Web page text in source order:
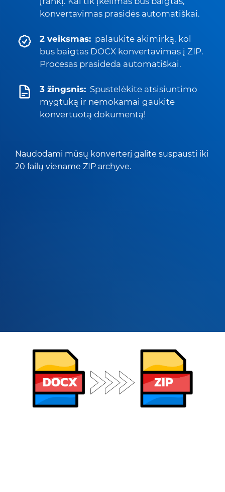
konvertavimas prasidės automatiškai.
2 veiksmas: palaukite akimirką, kol
bus baigtas DOCX konvertavimas į ZIP.
Procesas prasideda automatiškai.
3 žingsnis: Spustelėkite atsisiuntimo
mygtuką ir nemokamai gaukite
konvertuotą dokumentą!
Naudodami mūsų konverterį galite suspausti iki
20 failų viename ZIP archyve.